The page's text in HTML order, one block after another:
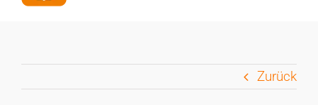
Zurück